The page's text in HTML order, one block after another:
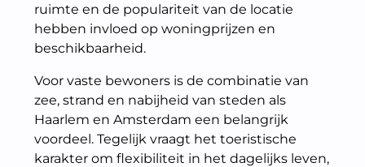
ruimte en de populariteit van de locatie
hebben invloed op woningprijzen en
beschikbaarheid.
Voor vaste bewoners is de combinatie van
zee, strand en nabijheid van steden als
Haarlem en Amsterdam een belangrijk
voordeel. Tegelijk vraagt het toeristische
karakter om flexibiliteit in het dagelijks leven,